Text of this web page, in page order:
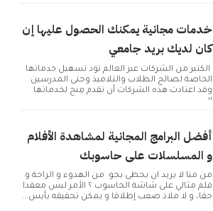
خدمات مجانية يمكنك الحصول عليها إن
كان لديك بريد جامعي
الكثير من الشركات عبر العالم تود تسهيل خدماتها
الخاصة لصالح الطلاب والتلاميذ وحتى المدرسين.
وقد اعتادت هذه الشركات أن تقدم مِنح لخدماتها
ال...
أفضل البرامج المجانية لمشاهدة الأفلام
و المسلسلات على حاسوبك
من منا لا يريد ان يحظى بجو من الهدوء و الراحة و
فلم مثالي على شاشة الحاسوب ؟ الأمر ليس معقدا
حقا، و لا ملاذ صعب إطلاقا و يمكن تحقيقه بأبس...